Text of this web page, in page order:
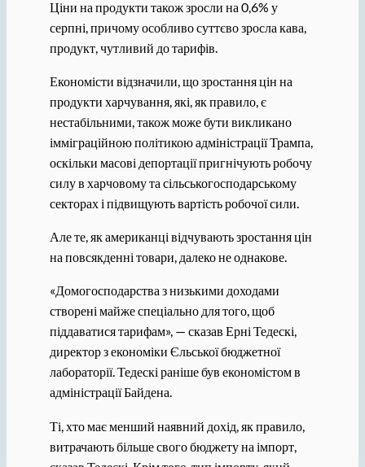
Ціни на продукти також зросли на 0,6% у
серпні, причому особливо суттєво зросла кава,
продукт, чутливий до тарифів.
Економісти відзначили, що зростання цін на
продукти харчування, які, як правило, є
нестабільними, також може бути викликано
імміграційною політикою адміністрації Трампа,
оскільки масові депортації пригнічують робочу
силу в харчовому та сільськогосподарському
секторах і підвищують вартість робочої сили.
Але те, як американці відчувають зростання цін
на повсякденні товари, далеко не однакове.
«Домогосподарства з низькими доходами
створені майже спеціально для того, щоб
піддаватися тарифам», — сказав Ерні Тедескі,
директор з економіки Єльської бюджетної
лабораторії. Тедескі раніше був економістом в
адміністрації Байдена.
Ті, хто має менший наявний дохід, як правило,
витрачають більше свого бюджету на імпорт,